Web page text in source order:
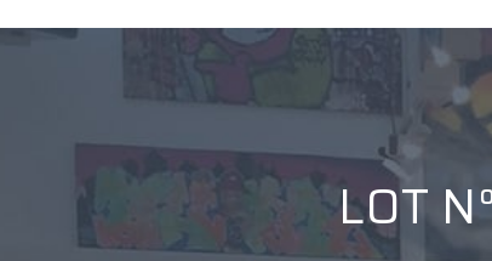
LOT